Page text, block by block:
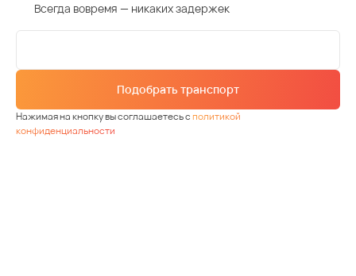
Всегда вовремя — никаких задержек
Подобрать транспорт
Нажимая на кнопку вы соглашаетесь сполитикой
конфиденциальности